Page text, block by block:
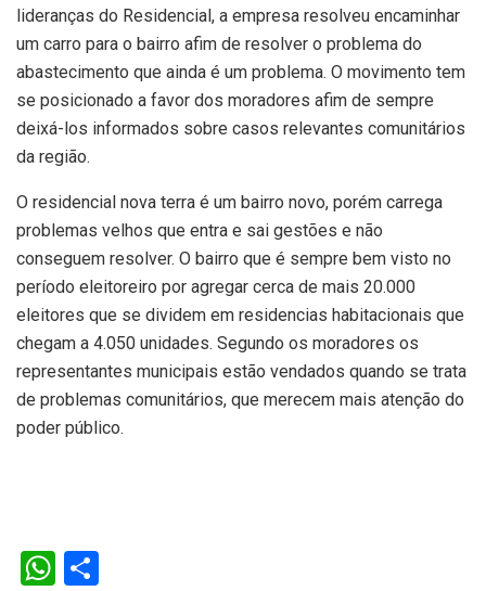
lideranças do Residencial, a empresa resolveu encaminhar
um carro para o bairro afim de resolver o problema do
abastecimento que ainda é um problema. O movimento tem
se posicionado a favor dos moradores afim de sempre
deixá-los informados sobre casos relevantes comunitários
da região.
O residencial nova terra é um bairro novo, porém carrega
problemas velhos que entra e sai gestões e não
conseguem resolver. O bairro que é sempre bem visto no
período eleitoreiro por agregar cerca de mais 20.000
eleitores que se dividem em residencias habitacionais que
chegam a 4.050 unidades. Segundo os moradores os
representantes municipais estão vendados quando se trata
de problemas comunitários, que merecem mais atenção do
poder público.
W